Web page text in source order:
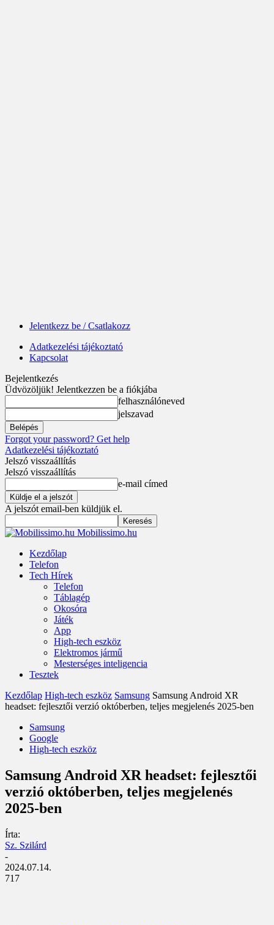
Jelentkezz be / Csatlakozz
Adatkezelési tájékoztató
Kapcsolat
Bejelentkezés
Üdvözöljük! Jelentkezzen be a fiókjába
felhasználóneved
jelszavad
Forgot your password? Get help
Adatkezelési tájékoztató
Jelszó visszaállítás
Jelszó visszaállítás
e-mail címed
A jelszót email-ben küldjük el.
Mobilissimo.hu
Kezdőlap
Telefon
Tech Hírek
Telefon
Táblagép
Okosóra
Játék
App
High-tech eszköz
Elektromos jármű
Mesterséges inteligencia
Tesztek
Kezdőlap High-tech eszköz Samsung Samsung Android XR
headset: fejlesztői verzió októberben, teljes megjelenés 2025-ben
Samsung
Google
High-tech eszköz
Samsung Android XR headset: fejlesztői
verzió októberben, teljes megjelenés
2025-ben
Írta:
Sz. Szilárd
-
2024.07.14.
717